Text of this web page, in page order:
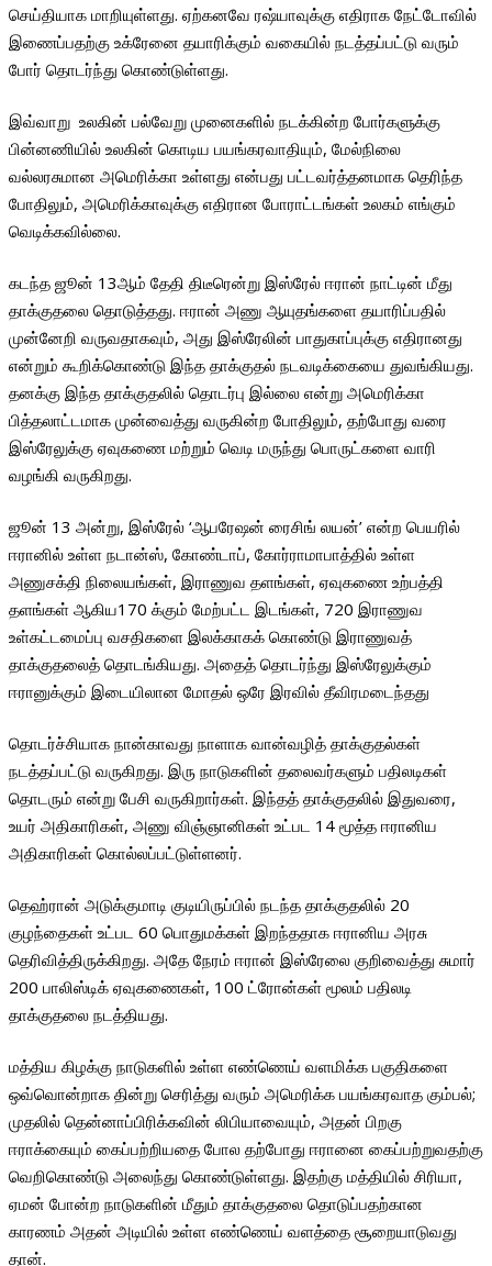
செய்தியாக மாறியுள்ளது. ஏற்கனவே ரஷ்யாவுக்கு எதிராக நேட்டோவில்
இணைப்பதற்கு உக்ரேனை தயாரிக்கும் வகையில் நடத்தப்பட்டு வரும்
போர் தொடர்ந்து கொண்டுள்ளது.
இவ்வாறு உலகின் பல்வேறு முனைகளில் நடக்கின்ற போர்களுக்கு
பின்னணியில் உலகின் கொடிய பயங்கரவாதியும், மேல்நிலை
வல்லரசுமான அமெரிக்கா உள்ளது என்பது பட்டவர்த்தனமாக தெரிந்த
போதிலும், அமெரிக்காவுக்கு எதிரான போராட்டங்கள் உலகம் எங்கும்
வெடிக்கவில்லை.
கடந்த ஜூன் 13ஆம் தேதி திடீரென்று இஸ்ரேல் ஈரான் நாட்டின் மீது
தாக்குதலை தொடுத்தது. ஈரான் அணு ஆயுதங்களை தயாரிப்பதில்
முன்னேறி வருவதாகவும், அது இஸ்ரேலின் பாதுகாப்புக்கு எதிரானது
என்றும் கூறிக்கொண்டு இந்த தாக்குதல் நடவடிக்கையை துவங்கியது.
தனக்கு இந்த தாக்குதலில் தொடர்பு இல்லை என்று அமெரிக்கா
பித்தலாட்டமாக முன்வைத்து வருகின்ற போதிலும், தற்போது வரை
இஸ்ரேலுக்கு ஏவுகணை மற்றும் வெடி மருந்து பொருட்களை வாரி
வழங்கி வருகிறது.
ஜூன் 13 அன்று, இஸ்ரேல் ‘ஆபரேஷன் ரைசிங் லயன்’ என்ற பெயரில்
ஈரானில் உள்ள நடான்ஸ், கோண்டாப், கோர்ராமாபாத்தில் உள்ள
அணுசக்தி நிலையங்கள், இராணுவ தளங்கள், ஏவுகணை உற்பத்தி
தளங்கள் ஆகிய170 க்கும் மேற்பட்ட இடங்கள், 720 இராணுவ
உள்கட்டமைப்பு வசதிகளை இலக்காகக் கொண்டு இராணுவத்
தாக்குதலைத் தொடங்கியது. அதைத் தொடர்ந்து இஸ்ரேலுக்கும்
ஈரானுக்கும் இடையிலான மோதல் ஒரே இரவில் தீவிரமடைந்தது
தொடர்ச்சியாக நான்காவது நாளாக வான்வழித் தாக்குதல்கள்
நடத்தப்பட்டு வருகிறது. இரு நாடுகளின் தலைவர்களும் பதிலடிகள்
தொடரும் என்று பேசி வருகிறார்கள். இந்தத் தாக்குதலில் இதுவரை,
உயர் அதிகாரிகள், அணு விஞ்ஞானிகள் உட்பட 14 மூத்த ஈரானிய
அதிகாரிகள் கொல்லப்பட்டுள்ளனர்.
தெஹ்ரான் அடுக்குமாடி குடியிருப்பில் நடந்த தாக்குதலில் 20
குழந்தைகள் உட்பட 60 பொதுமக்கள் இறந்ததாக ஈரானிய அரசு
தெரிவித்திருக்கிறது. அதே நேரம் ஈரான் இஸ்ரேலை குறிவைத்து சுமார்
200 பாலிஸ்டிக் ஏவுகணைகள், 100 ட்ரோன்கள் மூலம் பதிலடி
தாக்குதலை நடத்தியது.
மத்திய கிழக்கு நாடுகளில் உள்ள எண்ணெய் வளமிக்க பகுதிகளை
ஒவ்வொன்றாக தின்று செரித்து வரும் அமெரிக்க பயங்கரவாத கும்பல்;
முதலில் தென்னாப்பிரிக்கவின் லிபியாவையும், அதன் பிறகு
ஈராக்கையும் கைப்பற்றியதை போல தற்போது ஈரானை கைப்பற்றுவதற்கு
வெறிகொண்டு அலைந்து கொண்டுள்ளது. இதற்கு மத்தியில் சிரியா,
ஏமன் போன்ற நாடுகளின் மீதும் தாக்குதலை தொடுப்பதற்கான
காரணம் அதன் அடியில் உள்ள எண்ணெய் வளத்தை சூறையாடுவது
தான்.